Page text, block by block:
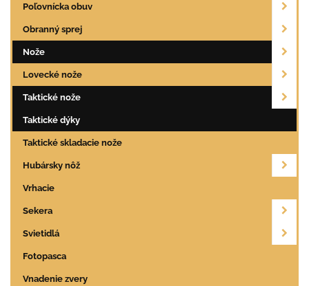
Poľovnícka obuv
Obranný sprej
Nože
Lovecké nože
Taktické nože
Taktické dýky
Taktické skladacie nože
Hubársky nôž
Vrhacie
Sekera
Svietidlá
Fotopasca
Vnadenie zvery